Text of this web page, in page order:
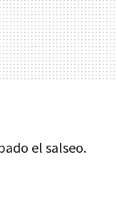
el salseo.